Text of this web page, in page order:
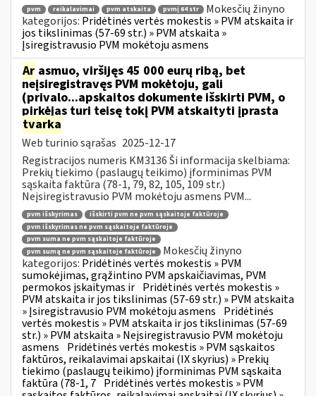
pvm reikalavimai pvm atskaita pvmį 64 str
Mokesčių žinyno
kategorijos: Pridėtinės vertės mokestis » PVM atskaita ir
jos tikslinimas (57-69 str.) » PVM atskaita »
Įsiregistravusio PVM mokėtoju asmens
Ar asmuo, viršijęs 45 000 eurų ribą, bet
neįsiregistravęs PVM mokėtoju, gali
(privalo...apskaitos dokumente išskirti PVM, o
pirkėjas turi teisę tokį PVM atskaityti įprasta
tvarka
Web turinio sąrašas 2025-12-17
Registracijos numeris KM3136 Ši informacija skelbiama:
Prekių tiekimo (paslaugų teikimo) įforminimas PVM
sąskaita faktūra (78-1, 79, 82, 105, 109 str.)
Neįsiregistravusio PVM mokėtoju asmens PVM...
pvm išskyrimas
išskirti pvm ne pvm sąskaitoje faktūroje
pvm išskyrimas ne pvm sąskaitoje faktūroje
pvm suma ne pvm sąskaitoje faktūroje
pvm sumą ne pvm sąskaitoje faktūroje
Mokesčių žinyno
kategorijos: Pridėtinės vertės mokestis » PVM
sumokėjimas, grąžintino PVM apskaičiavimas, PVM
permokos įskaitymas ir Pridėtinės vertės mokestis »
PVM atskaita ir jos tikslinimas (57-69 str.) » PVM atskaita
» Įsiregistravusio PVM mokėtoju asmens Pridėtinės
vertės mokestis » PVM atskaita ir jos tikslinimas (57-69
str.) » PVM atskaita » Neįsiregistravusio PVM mokėtoju
asmens Pridėtinės vertės mokestis » PVM sąskaitos
faktūros, reikalavimai apskaitai (IX skyrius) » Prekių
tiekimo (paslaugų teikimo) įforminimas PVM sąskaita
faktūra (78-1, 7 Pridėtinės vertės mokestis » PVM